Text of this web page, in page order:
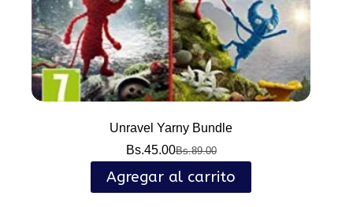
Unravel Yarny Bundle
Bs.89.00
El
precio
original
Bs.45.00El
precio
actual
Agregar al carrito